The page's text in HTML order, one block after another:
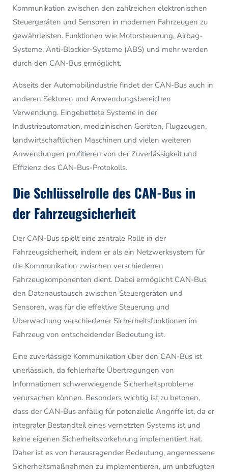
Kommunikation zwischen den zahlreichen elektronischen
Steuergeräten und Sensoren in modernen Fahrzeugen zu
gewährleisten. Funktionen wie Motorsteuerung, Airbag-
Systeme, Anti-Blockier-Systeme (ABS) und mehr werden
durch den CAN-Bus ermöglicht.
Abseits der Automobilindustrie findet der CAN-Bus auch in
anderen Sektoren und Anwendungsbereichen
Verwendung. Eingebettete Systeme in der
Industrieautomation, medizinischen Geräten, Flugzeugen,
landwirtschaftlichen Maschinen und vielen weiteren
Anwendungen profitieren von der Zuverlässigkeit und
Effizienz des CAN-Bus-Protokolls.
Die Schlüsselrolle des CAN-Bus in
der Fahrzeugsicherheit
Der CAN-Bus spielt eine zentrale Rolle in der
Fahrzeugsicherheit, indem er als ein Netzwerksystem für
die Kommunikation zwischen verschiedenen
Fahrzeugkomponenten dient. Dabei ermöglicht CAN-Bus
den Datenaustausch zwischen Steuergeräten und
Sensoren, was für die effektive Steuerung und
Überwachung verschiedener Sicherheitsfunktionen im
Fahrzeug von entscheidender Bedeutung ist.
Eine zuverlässige Kommunikation über den CAN-Bus ist
unerlässlich, da fehlerhafte Übertragungen von
Informationen schwerwiegende Sicherheitsprobleme
verursachen können. Besonders wichtig ist zu betonen,
dass der CAN-Bus anfällig für potenzielle Angriffe ist, da er
integraler Bestandteil eines vernetzten Systems ist und
keine eigenen Sicherheitsvorkehrung implementiert hat.
Daher ist es von herausragender Bedeutung, angemessene
Sicherheitsmaßnahmen zu implementieren, um unbefugten